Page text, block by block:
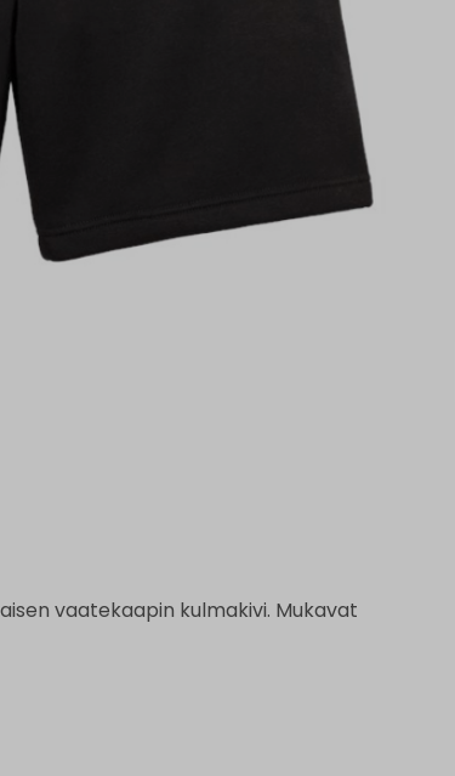
vaatekaapin kulmakivi. Mukavat